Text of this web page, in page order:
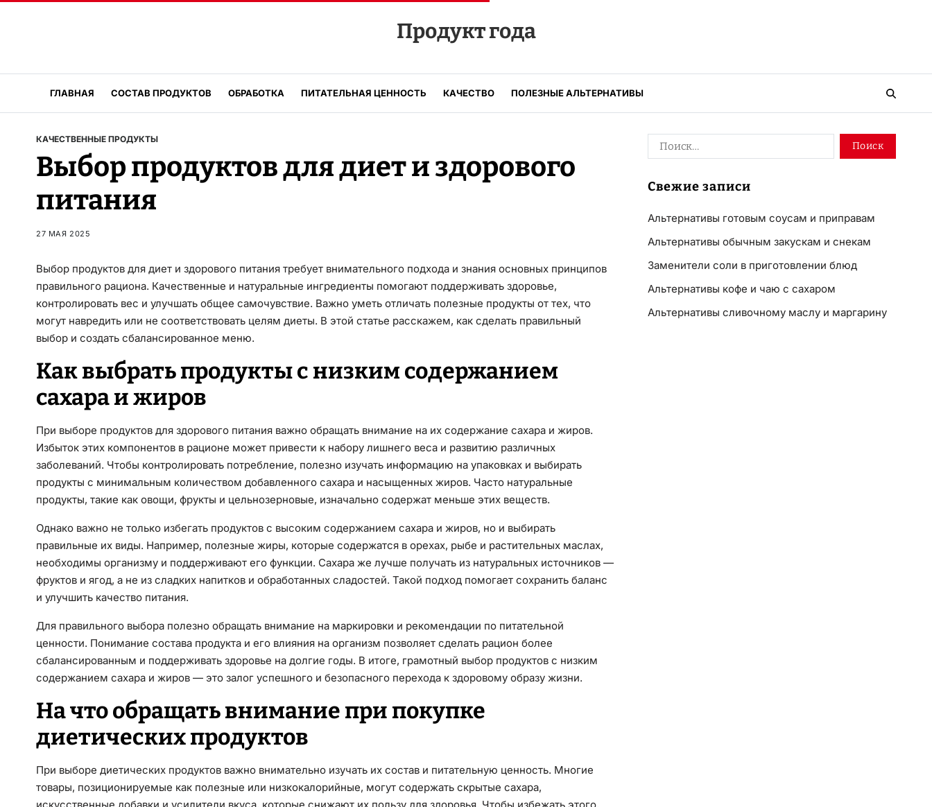
Продукт года
ГЛАВНАЯ СОСТАВ ПРОДУКТОВ ОБРАБОТКА ПИТАТЕЛЬНАЯ ЦЕННОСТЬ КАЧЕСТВО ПОЛЕЗНЫЕ АЛЬТЕРНАТИВЫ
КАЧЕСТВЕННЫЕ ПРОДУКТЫ
Выбор продуктов для диет и здорового
питания
27 МАЯ 2025
Выбор продуктов для диет и здорового питания требует внимательного подхода и знания основных принципов
правильного рациона. Качественные и натуральные ингредиенты помогают поддерживать здоровье,
контролировать вес и улучшать общее самочувствие. Важно уметь отличать полезные продукты от тех, что
могут навредить или не соответствовать целям диеты. В этой статье расскажем, как сделать правильный
выбор и создать сбалансированное меню.
Как выбрать продукты с низким содержанием
сахара и жиров
При выборе продуктов для здорового питания важно обращать внимание на их содержание сахара и жиров.
Избыток этих компонентов в рационе может привести к набору лишнего веса и развитию различных
заболеваний. Чтобы контролировать потребление, полезно изучать информацию на упаковках и выбирать
продукты с минимальным количеством добавленного сахара и насыщенных жиров. Часто натуральные
продукты, такие как овощи, фрукты и цельнозерновые, изначально содержат меньше этих веществ.
Однако важно не только избегать продуктов с высоким содержанием сахара и жиров, но и выбирать
правильные их виды. Например, полезные жиры, которые содержатся в орехах, рыбе и растительных маслах,
необходимы организму и поддерживают его функции. Сахара же лучше получать из натуральных источников —
фруктов и ягод, а не из сладких напитков и обработанных сладостей. Такой подход помогает сохранить баланс
и улучшить качество питания.
Для правильного выбора полезно обращать внимание на маркировки и рекомендации по питательной
ценности. Понимание состава продукта и его влияния на организм позволяет сделать рацион более
сбалансированным и поддерживать здоровье на долгие годы. В итоге, грамотный выбор продуктов с низким
содержанием сахара и жиров — это залог успешного и безопасного перехода к здоровому образу жизни.
На что обращать внимание при покупке
диетических продуктов
При выборе диетических продуктов важно внимательно изучать их состав и питательную ценность. Многие
товары, позиционируемые как полезные или низкокалорийные, могут содержать скрытые сахара,
Свежие записи
Альтернативы готовым соусам и приправам
Альтернативы обычным закускам и снекам
Заменители соли в приготовлении блюд
Альтернативы кофе и чаю с сахаром
Альтернативы сливочному маслу и маргарину